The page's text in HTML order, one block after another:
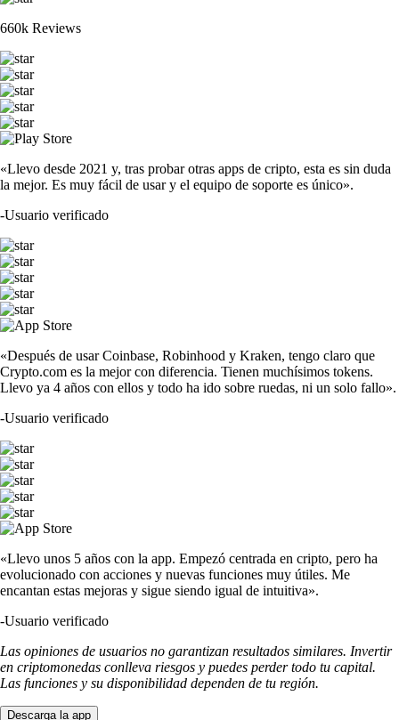
660k Reviews
«Llevo desde 2021 y, tras probar otras apps de cripto, esta es sin duda
la mejor. Es muy fácil de usar y el equipo de soporte es único».
-Usuario verificado
«Después de usar Coinbase, Robinhood y Kraken, tengo claro que
Crypto.com es la mejor con diferencia. Tienen muchísimos tokens.
Llevo ya 4 años con ellos y todo ha ido sobre ruedas, ni un solo fallo».
-Usuario verificado
«Llevo unos 5 años con la app. Empezó centrada en cripto, pero ha
evolucionado con acciones y nuevas funciones muy útiles. Me
encantan estas mejoras y sigue siendo igual de intuitiva».
-Usuario verificado
Las opiniones de usuarios no garantizan resultados similares. Invertir
en criptomonedas conlleva riesgos y puedes perder todo tu capital.
Las funciones y su disponibilidad dependen de tu región.
Descarga la app